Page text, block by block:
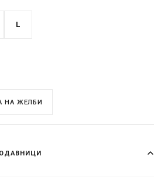
L
НА ЖЕЛБИ